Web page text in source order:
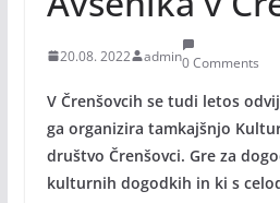
20.08. 2022 admin0 Comments
V Črenšovcih se tudi letos
ga organizira tamkajšnjo
društvo Črenšovci. Gre za
kulturnih dogodkih in ki s